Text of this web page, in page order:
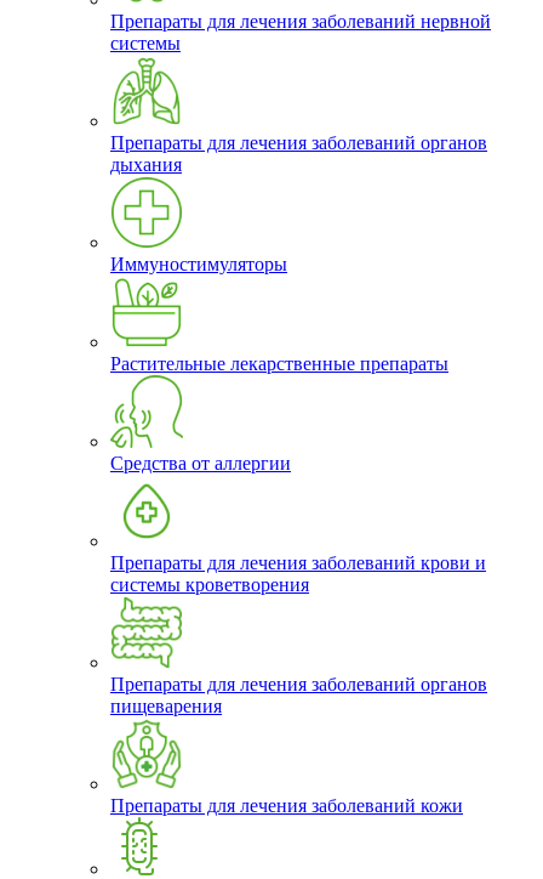
Препараты для лечения заболеваний нервной
системы
Препараты для лечения заболеваний органов
дыхания
Иммуностимуляторы
Растительные лекарственные препараты
Средства от аллергии
Препараты для лечения заболеваний крови и
системы кроветворения
Препараты для лечения заболеваний органов
пищеварения
Препараты для лечения заболеваний кожи